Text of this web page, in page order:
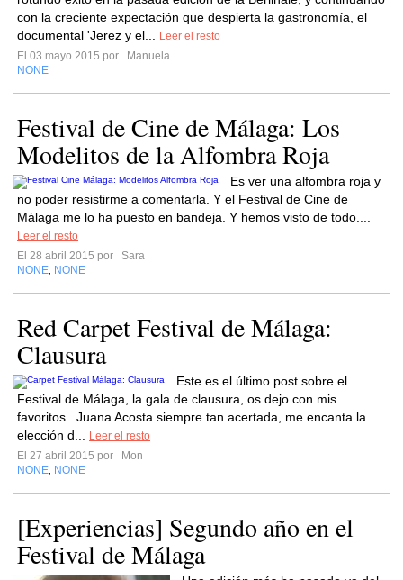
con la creciente expectación que despierta la gastronomía, el
documental 'Jerez y el...
Leer el resto
El 03 mayo 2015 por
Manuela
NONE
Festival de Cine de Málaga: Los
Modelitos de la Alfombra Roja
Es ver una alfombra roja y
no poder resistirme a comentarla. Y el Festival de Cine de
Málaga me lo ha puesto en bandeja. Y hemos visto de todo....
Leer el resto
El 28 abril 2015 por
Sara
NONE NONE
Red Carpet Festival de Málaga:
Clausura
Este es el último post sobre el
Festival de Málaga, la gala de clausura, os dejo con mis
favoritos...Juana Acosta siempre tan acertada, me encanta la
elección d...
Leer el resto
El 27 abril 2015 por
Mon
NONE NONE
[Experiencias] Segundo año en el
Festival de Málaga